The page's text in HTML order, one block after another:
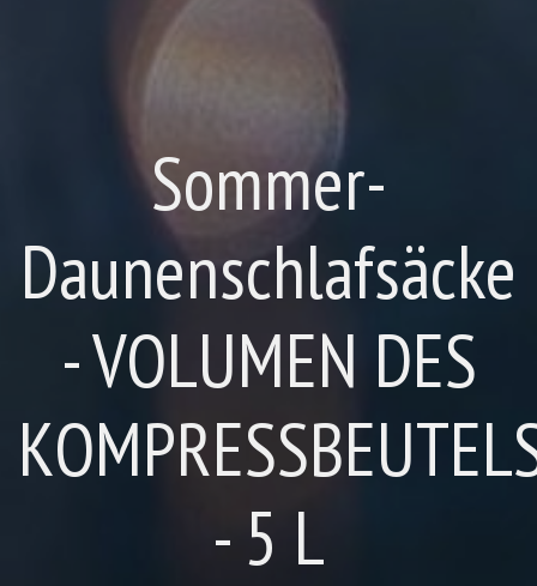
Sommer-
Daunenschlafsäcke
- VOLUMEN DES
- 5 L